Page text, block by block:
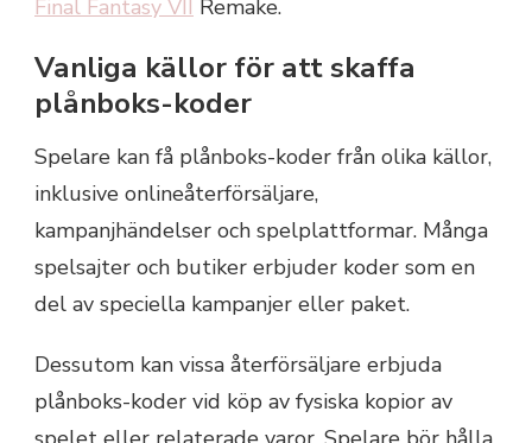
Final Fantasy VII Remake.
Vanliga källor för att skaffa
plånboks-koder
Spelare kan få plånboks-koder från olika källor,
inklusive onlineåterförsäljare,
kampanjhändelser och spelplattformar. Många
spelsajter och butiker erbjuder koder som en
del av speciella kampanjer eller paket.
Dessutom kan vissa återförsäljare erbjuda
plånboks-koder vid köp av fysiska kopior av